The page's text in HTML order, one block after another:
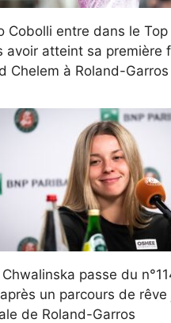
Cobolli entre dans le Top
avoir atteint sa première
Chelem à Roland-Garros
passe du
un parcours de rêve
de Roland-Garros